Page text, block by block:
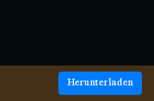
Herunterladen